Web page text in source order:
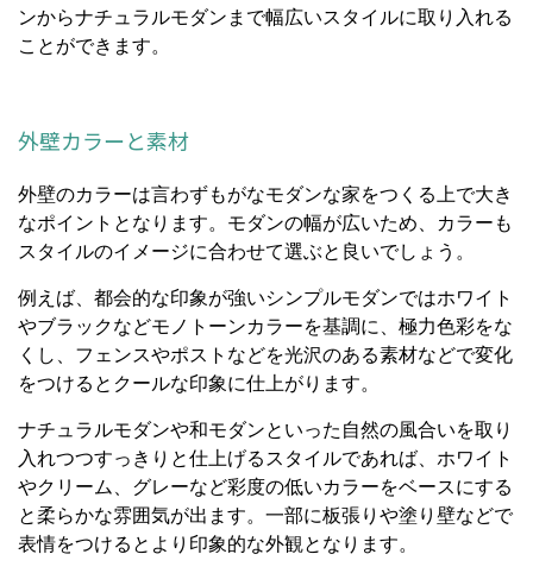
ンからナチュラルモダンまで幅広いスタイルに取り入れる
ことができます。
外壁カラーと素材
外壁のカラーは言わずもがなモダンな家をつくる上で大き
なポイントとなります。モダンの幅が広いため、カラーも
スタイルのイメージに合わせて選ぶと良いでしょう。
例えば、都会的な印象が強いシンプルモダンではホワイト
やブラックなどモノトーンカラーを基調に、極力色彩をな
くし、フェンスやポストなどを光沢のある素材などで変化
をつけるとクールな印象に仕上がります。
ナチュラルモダンや和モダンといった自然の風合いを取り
入れつつすっきりと仕上げるスタイルであれば、ホワイト
やクリーム、グレーなど彩度の低いカラーをベースにする
と柔らかな雰囲気が出ます。一部に板張りや塗り壁などで
表情をつけるとより印象的な外観となります。